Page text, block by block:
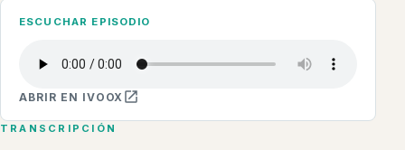
ESCUCHAR EPISODIO
ABRIR EN IVOOX
TRANSCRIPCIÓN